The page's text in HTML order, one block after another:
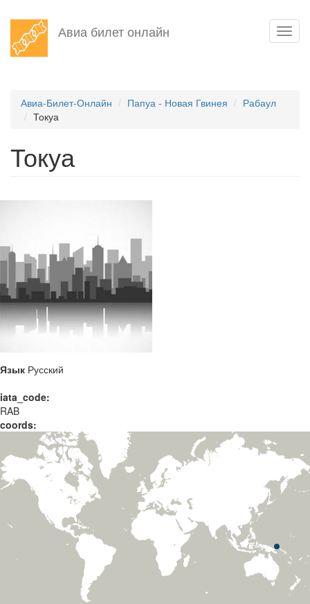
Перейти
основному
Авиа билет онлайн
Авиа-Билет-Онлайн Папуа - Новая Гвинея
Рабаул
Токуа
Токуа
Язык Русский
iata_code:
RAB
coords: